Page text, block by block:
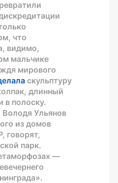
что
видимо,
мальчике
мирового
скульптуру
длинный
в полоску.
Володя Ульянов
из домов
говорят,
парк.
—